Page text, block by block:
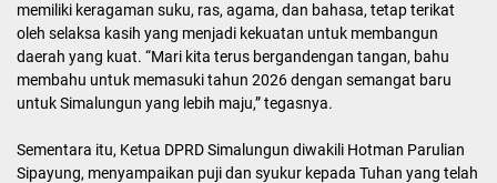
memiliki keragaman suku, ras, agama, dan bahasa, tetap terikat
oleh selaksa kasih yang menjadi kekuatan untuk membangun
daerah yang kuat. “Mari kita terus bergandengan tangan, bahu
membahu untuk memasuki tahun 2026 dengan semangat baru
untuk Simalungun yang lebih maju,” tegasnya.
Sementara itu, Ketua DPRD Simalungun diwakili Hotman Parulian
Sipayung, menyampaikan puji dan syukur kepada Tuhan yang telah